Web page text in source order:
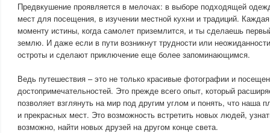
Предвкушение проявляется в мелочах: в выборе подходящей
мест для посещения, в изучении местной кухни и традиций.
моменту истины, когда самолет приземлится, и ты сделаешь
землю. И даже если в пути возникнут трудности или
остроты и сделают приключение еще более запоминающимся.
Ведь путешествия – это не только красивые фотографии и
достопримечательностей. Это прежде всего опыт, который
позволяет взглянуть на мир под другим углом и понять, что наша
и прекрасных мест. Это возможность встретить новых людей,
возможно, найти новых друзей на другом конце света.